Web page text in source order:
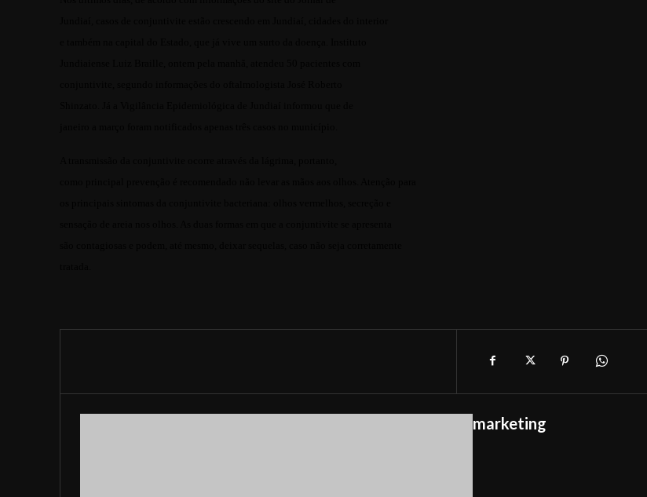
marketing